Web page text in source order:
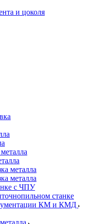
и цоколя
металла
металла
с ЧПУ
станке
КМ и КМД